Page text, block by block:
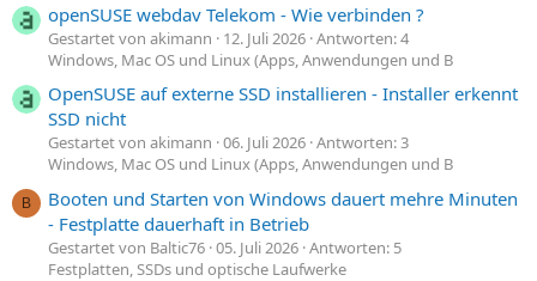
openSUSE webdav Telekom - Wie verbinden ?
Gestartet von akimann 12. Juli 2026 Antworten: 4
Windows, Mac OS und Linux (Apps, Anwendungen und B
OpenSUSE auf externe SSD installieren - Installer erkennt
SSD nicht
Gestartet von akimann 06. Juli 2026 Antworten: 3
Windows, Mac OS und Linux (Apps, Anwendungen und B
B
Booten und Starten von Windows dauert mehre Minuten
- Festplatte dauerhaft in Betrieb
Gestartet von Baltic76 05. Juli 2026 Antworten: 5
Festplatten, SSDs und optische Laufwerke